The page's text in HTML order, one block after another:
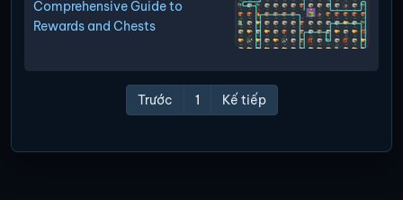
Comprehensive Guide to
Rewards and Chests
Trước 1 Kế tiếp